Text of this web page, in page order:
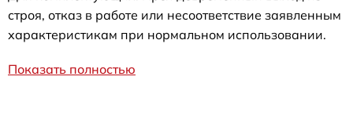
строя, отказ в работе или несоответствие заявленным
характеристикам при нормальном использовании.
Показать полностью